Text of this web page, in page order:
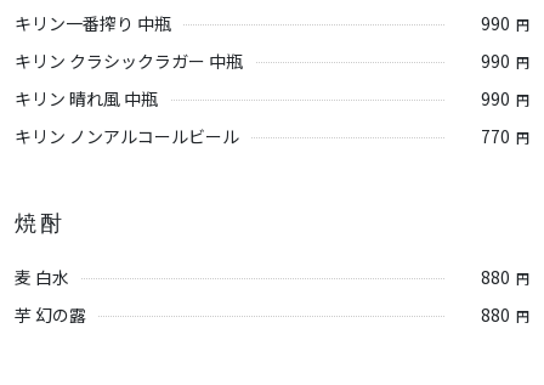
キリン一番搾り 中瓶 990 円
キリン クラシックラガー 中瓶 990 円
キリン 晴れ風 中瓶 990 円
キリン ノンアルコールビール 770 円
焼酎
麦 白水 880 円
芋 幻の露 880 円